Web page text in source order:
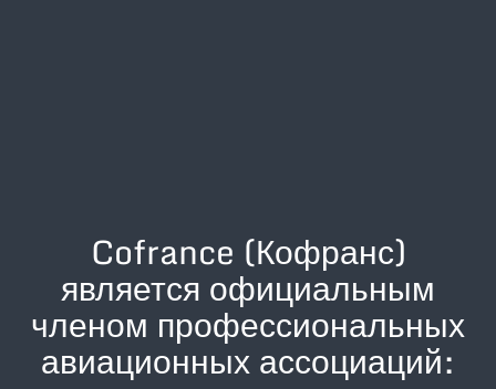
Cofrance (Кофранс)
является официальным
членом профессиональных
авиационных ассоциаций: